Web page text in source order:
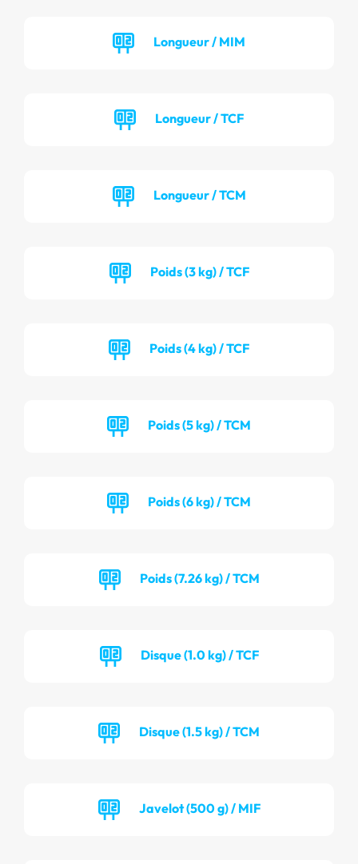
Longueur / MIM
Longueur / TCF
Longueur / TCM
Poids (3 kg) / TCF
Poids (4 kg) / TCF
Poids (5 kg) / TCM
Poids (6 kg) / TCM
Poids (7.26 kg) / TCM
Disque (1.0 kg) / TCF
Disque (1.5 kg) / TCM
Javelot (500 g) / MIF